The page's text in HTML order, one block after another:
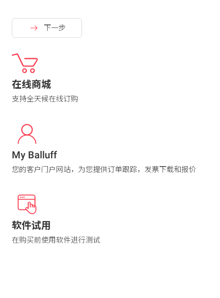
下一步
在线商城
支持全天候在线订购
My Balluff
您的客户门户网站，为您提供订单跟踪，发票下载和报价
软件试用
在购买前使用软件进行测试